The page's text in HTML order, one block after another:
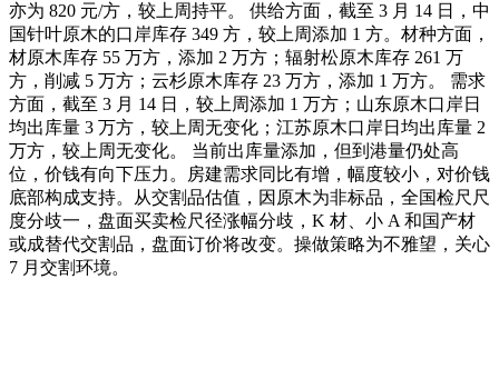
亦为 820 元/方，较上周持平。 供给方面，截至 3 月 14 日，中
国针叶原木的口岸库存 349 方，较上周添加 1 方。材种方面，
材原木库存 55 万方，添加 2 万方；辐射松原木库存 261 万
方，削减 5 万方；云杉原木库存 23 万方，添加 1 万方。 需求
方面，截至 3 月 14 日，较上周添加 1 万方；山东原木口岸日
均出库量 3 万方，较上周无变化；江苏原木口岸日均出库量 2
万方，较上周无变化。 当前出库量添加，但到港量仍处高
位，价钱有向下压力。房建需求同比有增，幅度较小，对价钱
底部构成支持。从交割品估值，因原木为非标品，全国检尺尺
度分歧一，盘面买卖检尺径涨幅分歧，K 材、小 A 和国产材
或成替代交割品，盘面订价将改变。操做策略为不雅望，关心
7 月交割环境。